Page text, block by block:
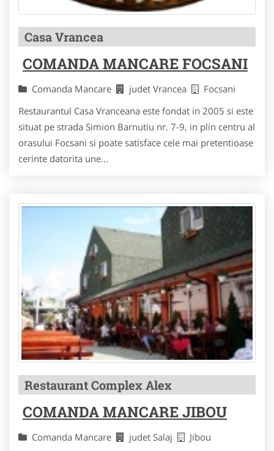
Casa Vrancea
COMANDA MANCARE FOCSANI
Comanda Mancare judet Vrancea
Focsani
Restaurantul Casa Vranceana este fondat in 2005 si este
situat pe strada Simion Barnutiu nr. 7-9, in plin centru al
orasului Focsani si poate satisface cele mai pretentioase
cerinte datorita une...
Restaurant Complex Alex
COMANDA MANCARE JIBOU
Comanda Mancare judet Salaj
Jibou